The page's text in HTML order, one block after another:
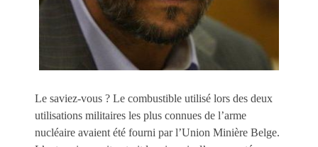
Le saviez-vous ? Le combustible utilisé lors des deux
utilisations militaires les plus connues de l’arme
nucléaire avaient été fourni par l’Union Minière Belge.